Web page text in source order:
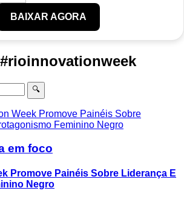
BAIXAR AGORA
#rioinnovationweek
🔍
em foco
Promove Painéis Sobre Liderança E
Negro